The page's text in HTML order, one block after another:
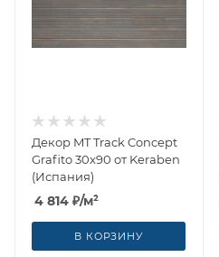
Декор MT Track Concept
Grafito 30x90 от Keraben
(Испания)
4 814 ₽/м²
В КОРЗИНУ